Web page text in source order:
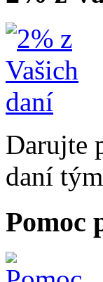
Darujte
daní
Pomoc